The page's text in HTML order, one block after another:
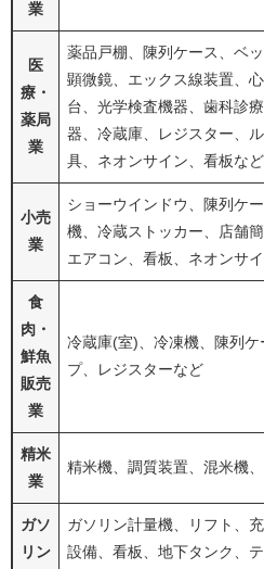
業
医
療・
薬局
業
薬品戸棚、陳列ケース、ベ
顕微鏡、エックス線装置、
台、光学検査機器、歯科診
器、冷蔵庫、レジスター、
具、ネオンサイン、看板など
小売
業
ショーウインドウ、陳列ケ
機、冷蔵ストッカー、店舗
エアコン、看板、ネオンサ
食
肉・
鮮魚
販売
業
冷蔵庫(室)、冷凍機、陳列
プ、レジスターなど
精米
業
精米機、調質装置、混米機
ガソ
リン
ガソリン計量機、リフト、
設備、看板、地下タンク、